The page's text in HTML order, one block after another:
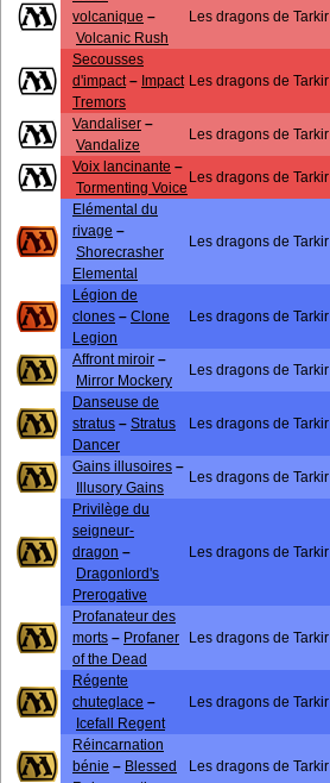
volcanique –
Volcanic Rush
Les dragons de Tarkir
Secousses
d'impact– Impact
Tremors
Les dragons de Tarkir
Vandaliser –
Vandalize
Les dragons de Tarkir
Voix lancinante –
Tormenting Voice
Les dragons de Tarkir
Elémental du
rivage –
Shorecrasher
Elemental
Les dragons de Tarkir
Légion de
clones – Clone
Legion
Les dragons de Tarkir
Affront miroir –
Mirror Mockery
Les dragons de Tarkir
Danseuse de
stratus – Stratus
Dancer
Les dragons de Tarkir
Gains illusoires –
Illusory Gains
Les dragons de Tarkir
Privilège du
seigneur-
dragon –
Dragonlord's
Prerogative
Les dragons de Tarkir
Profanateur des
morts – Profaner
of the Dead
Les dragons de Tarkir
Régente
chuteglace –
Icefall Regent
Les dragons de Tarkir
Réincarnation
bénie – Blessed
Les dragons de Tarkir